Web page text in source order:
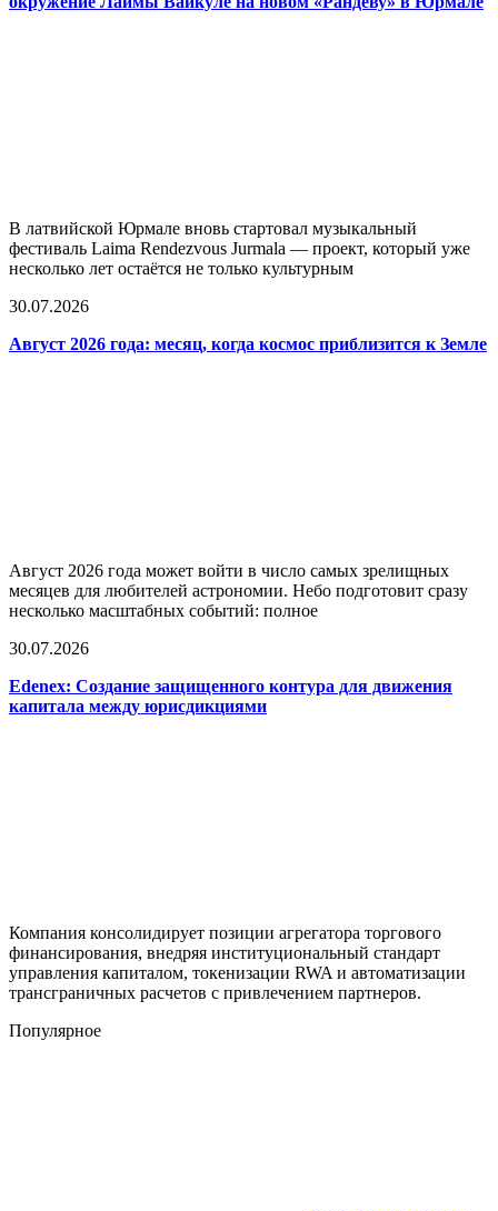
В латвийской Юрмале вновь стартовал музыкальный
фестиваль Laima Rendezvous Jurmala — проект, который уже
несколько лет остаётся не только культурным
30.07.2026
Август 2026 года: месяц, когда космос приблизится к Земле
Август 2026 года может войти в число самых зрелищных
месяцев для любителей астрономии. Небо подготовит сразу
несколько масштабных событий: полное
30.07.2026
Edenex: Создание защищенного контура для движения
капитала между юрисдикциями
Компания консолидирует позиции агрегатора торгового
финансирования, внедряя институциональный стандарт
управления капиталом, токенизации RWA и автоматизации
трансграничных расчетов с привлечением партнеров.
Популярное